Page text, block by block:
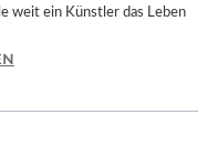
S
weit ein Künstler das Leben